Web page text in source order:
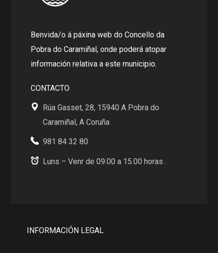
Benvida/o á páxina web do Concello da
Pobra do Caramiñal, onde poderá atopar
información relativa a este municipio.
CONTACTO
Rúa Gasset, 28, 15940 A Pobra do
Caramiñal, A Coruña
981 84 32 80
Luns – Venr de 09.00 a 15.00 horas .
INFORMACIÓN LEGAL